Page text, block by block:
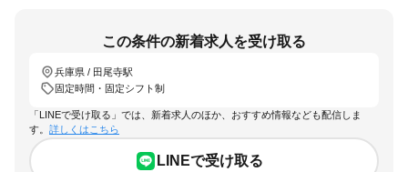
この条件の新着求人を受け取る
兵庫県 / 田尾寺駅
固定時間・固定シフト制
「LINEで受け取る」では、新着求人のほか、おすすめ情報なども配信しま
す。 詳しくはこちら
LINEで受け取る